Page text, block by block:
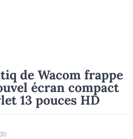
de Wacom frappe
écran compact
13 pouces HD